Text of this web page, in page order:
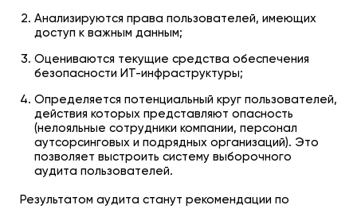
Анализируются права пользователей, имеющих
доступ к важным данным;
Оцениваются текущие средства обеспечения
безопасности ИТ-инфраструктуры;
Определяется потенциальный круг пользователей,
действия которых представляют опасность
(нелояльные сотрудники компании, персонал
аутсорсинговых и подрядных организаций). Это
позволяет выстроить систему выборочного
аудита пользователей.
Результатом аудита станут рекомендации по